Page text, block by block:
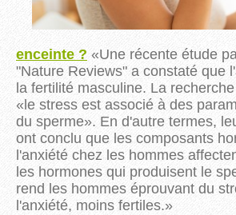
enceinte ? «Une récente étude
"Nature Reviews" a constaté que
la fertilité masculine. La
«le stress est associé à des
du sperme». En d'autre termes,
ont conclu que les composants
l'anxiété chez les hommes
les hormones qui produisent le
rend les hommes éprouvant du
l'anxiété, moins fertiles.»